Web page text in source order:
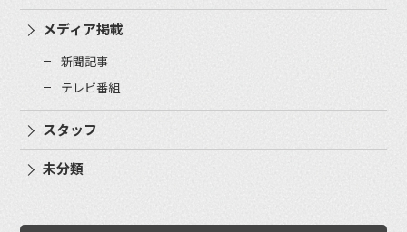
メディア掲載
新聞記事
テレビ番組
スタッフ
未分類